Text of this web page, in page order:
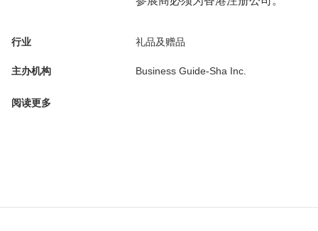
行业 礼品及赠品
主办机构 Business Guide-Sha Inc.
阅读更多